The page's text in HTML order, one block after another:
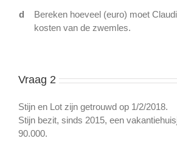
d
Bereken hoeveel (euro) moet
kosten van de zwemles.
Vraag 2
Stijn en Lot zijn getrouwd op 1/2/2018.
Stijn bezit, sinds 2015, een
90.000.